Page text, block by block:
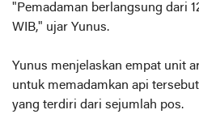
"Pemadaman berlangsung dari
WIB," ujar Yunus.
Yunus menjelaskan empat unit
untuk memadamkan api
yang terdiri dari sejumlah pos.